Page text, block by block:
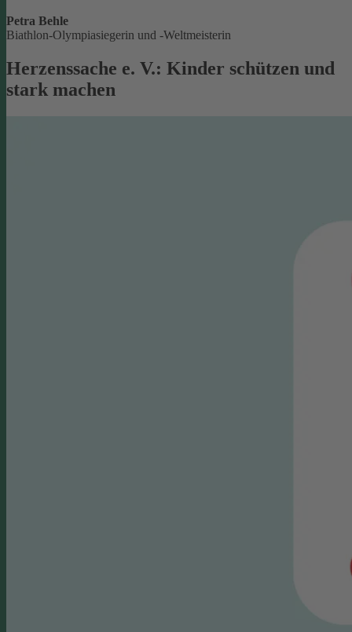
Petra Behle
Biathlon-Olympiasiegerin und -Weltmeisterin
Herzenssache e. V.: Kinder schützen und
stark machen